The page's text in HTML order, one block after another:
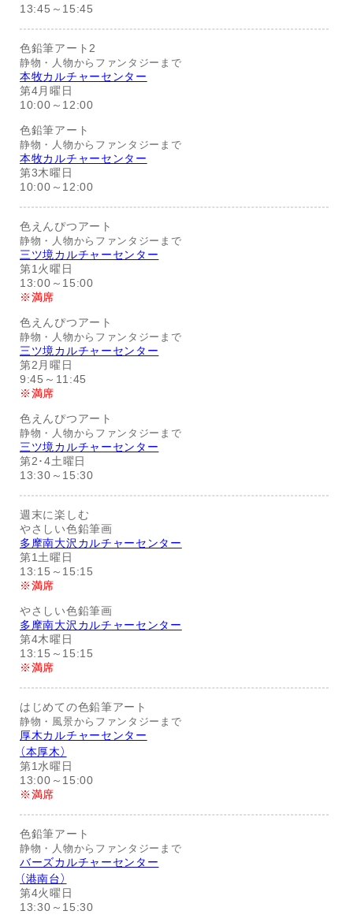
13:45～15:45
色鉛筆アート2
静物・人物からファンタジーまで
本牧カルチャーセンター
第4月曜日
10:00～12:00
色鉛筆アート
静物・人物からファンタジーまで
本牧カルチャーセンター
第3木曜日
10:00～12:00
色えんぴつアート
静物・人物からファンタジーまで
三ツ境カルチャーセンター
第1火曜日
13:00～15:00
※満席
色えんぴつアート
静物・人物からファンタジーまで
三ツ境カルチャーセンター
第2月曜日
9:45～11:45
※満席
色えんぴつアート
静物・人物からファンタジーまで
三ツ境カルチャーセンター
第2･4土曜日
13:30～15:30
週末に楽しむ
やさしい色鉛筆画
多摩南大沢カルチャーセンター
第1土曜日
13:15～15:15
※満席
やさしい色鉛筆画
多摩南大沢カルチャーセンター
第4木曜日
13:15～15:15
※満席
はじめての色鉛筆アート
静物・風景からファンタジーまで
厚木カルチャーセンター
（本厚木）
第1水曜日
13:00～15:00
※満席
色鉛筆アート
静物・人物からファンタジーまで
バーズカルチャーセンター
（港南台）
第4火曜日
13:30～15:30